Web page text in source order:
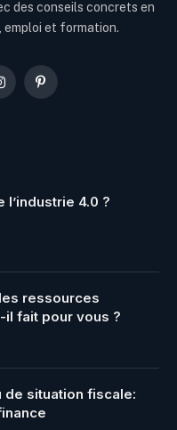
des conseils concrets en
emploi et formation.
Pinterest
l’industrie 4.0 ?
ressources
il fait pour vous ?
de situation fiscale: